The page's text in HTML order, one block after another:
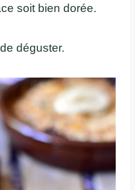
soit bien dorée.
déguster.